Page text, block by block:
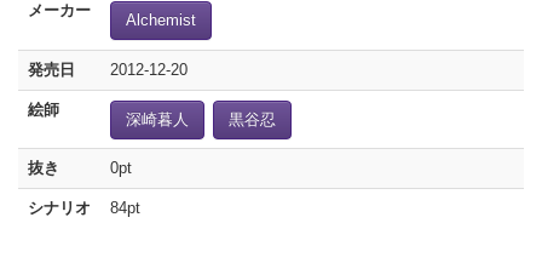
メーカー
Alchemist
発売日 2012-12-20
絵師
深崎暮人 黒谷忍
抜き 0pt
シナリオ 84pt